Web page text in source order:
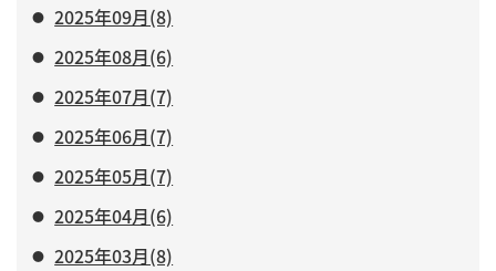
2025年09月(8)
2025年08月(6)
2025年07月(7)
2025年06月(7)
2025年05月(7)
2025年04月(6)
2025年03月(8)